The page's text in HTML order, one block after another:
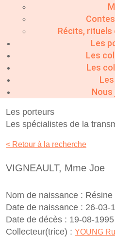
Récits,
Les
Les
Les
Nous
Les porteurs
Les spécialistes de la
< Retour à la recherche
VIGNEAULT, Mme Joe
Nom de naissance : Résine
Date de naissance : 26-03-
Date de décès : 19-08-1995
Collecteur(trice) : YOUNG